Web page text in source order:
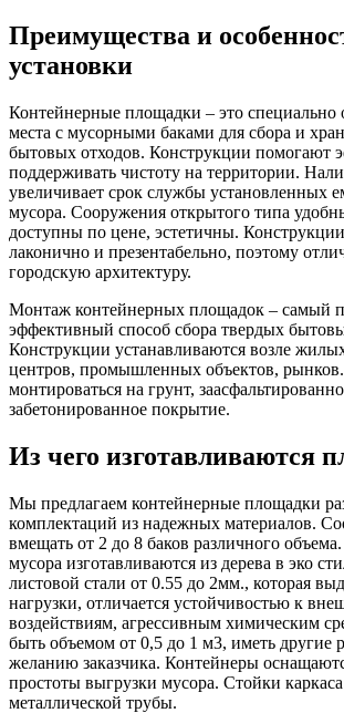
Преимущества и
установки
Контейнерные площадки – это специально
места с мусорными баками для сбора и
бытовых отходов. Конструкции помогают
поддерживать чистоту на территории.
увеличивает срок службы установленных
мусора. Сооружения открытого типа
доступны по цене, эстетичны.
лаконично и презентабельно, поэтому
городскую архитектуру.
Монтаж контейнерных площадок – самый
эффективный способ сбора твердых
Конструкции устанавливаются возле
центров, промышленных объектов,
монтироваться на грунт,
забетонированное покрытие.
Из чего изготавливаются
Мы предлагаем контейнерные площадки
комплектаций из надежных материалов.
вмещать от 2 до 8 баков различного
мусора изготавливаются из дерева в эко
листовой стали от 0.55 до 2мм., которая
нагрузки, отличается устойчивостью к
воздействиям, агрессивным химическим
быть объемом от 0,5 до 1 м3, иметь другие
желанию заказчика. Контейнеры
простоты выгрузки мусора. Стойки
металлической трубы.